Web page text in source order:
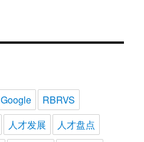
Google
RBRVS
人才发展
人才盘点